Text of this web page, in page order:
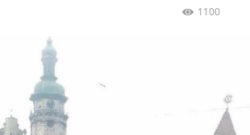
1100